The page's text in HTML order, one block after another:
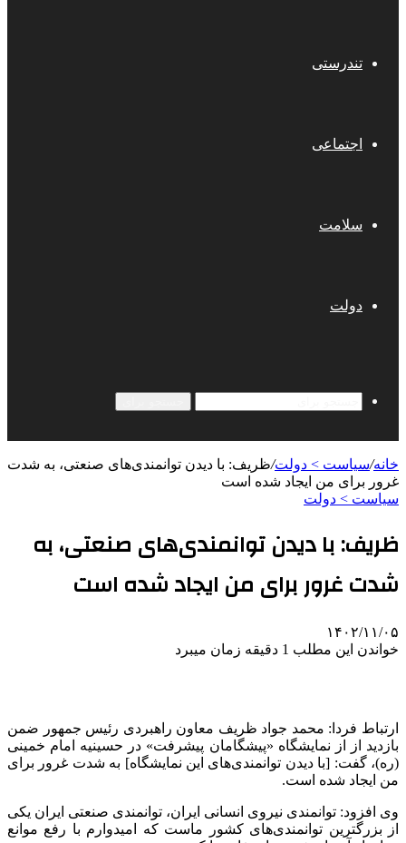
تندرستی
اجتماعی
سلامت
دولت
خانه/سیاست > دولت/ظریف: با دیدن توانمندی‌های صنعتی، به شدت
غرور برای من ایجاد شده است
سیاست > دولت
ظریف: با دیدن توانمندی‌های صنعتی، به
شدت غرور برای من ایجاد شده است
۱۴۰۲/۱۱/۰۵
خواندن این مطلب 1 دقیقه زمان میبرد
ارتباط فردا: محمد جواد ظریف معاون راهبردی رئیس جمهور ضمن
بازدید از از نمایشگاه «پیشگامان پیشرفت» در حسینیه امام خمینی
(ره)، گفت: [با دیدن توانمندی‌های این نمایشگاه] به شدت غرور برای
من ایجاد شده است.
وی افزود: توانمندی نیروی انسانی ایران، توانمندی صنعتی ایران یکی
از بزرگترین توانمندی‌های کشور ماست که امیدوارم با رفع موانع